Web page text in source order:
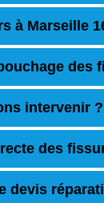
à Marseille
des
intervenir ?
des
devis